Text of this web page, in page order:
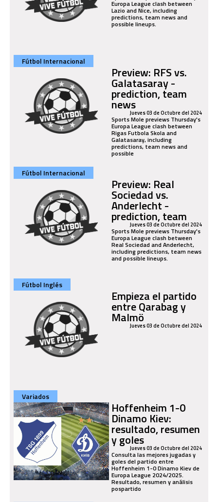
Europa League clash between
Lazio and Nice, including
predictions, team news and
possible lineups.
Fútbol Internacional
Preview: RFS vs.
Galatasaray -
prediction, team
newsJueves 03 de Octubre del 2024
Sports Mole previews Thursday's
Europa League clash between
Rigas Futbola Skola and
Galatasaray, including
predictions, team news and
possible
Fútbol Internacional
Preview: Real
Sociedad vs.
Anderlecht -
prediction, team
Jueves 03 de Octubre del 2024
Sports Mole previews Thursday's
Europa League clash between
Real Sociedad and Anderlecht,
including predictions, team news
and possible lineups.
Fútbol Inglés
Empieza el partido
entre Qarabag y
MalmöJueves 03 de Octubre del 2024
Variados
Hoffenheim 1-0
Dinamo Kiev:
resultado, resumen
y golesJueves 03 de Octubre del 2024
Consulta las mejores jugadas y
goles del partido entre
Hoffenheim 1-0 Dinamo Kiev de
Europa League 2024/2025.
Resultado, resumen y análisis
pospartido